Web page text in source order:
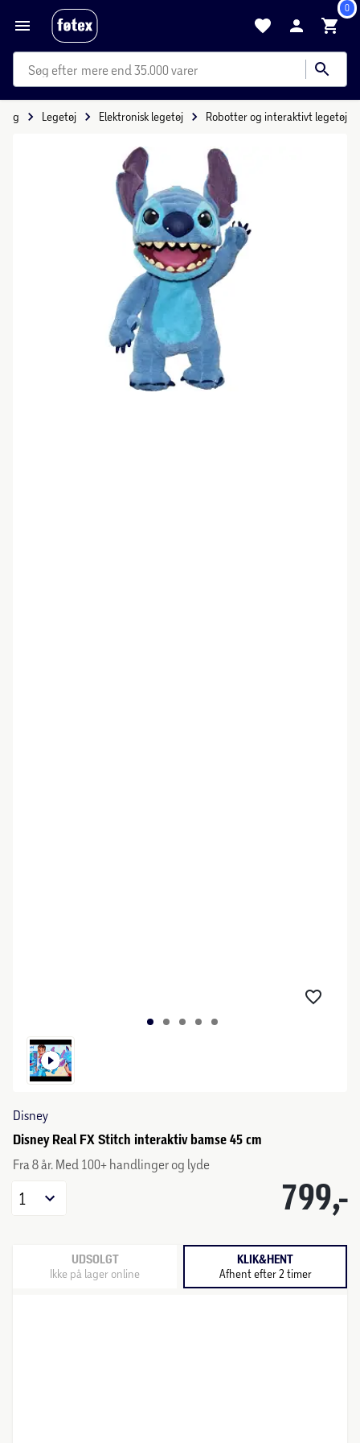
0
mere end 35.000 varer
Legetøj Elektronisk legetøj Robotter og interaktivt legetøj
Disney
Disney Real FX Stitch interaktiv bamse 45 cm
Fra 8 år. Med 100+ handlinger og lyde
799,-
1
UDSOLGT
Ikke på lager online
KLIK&HENT
Afhent efter 2 timer